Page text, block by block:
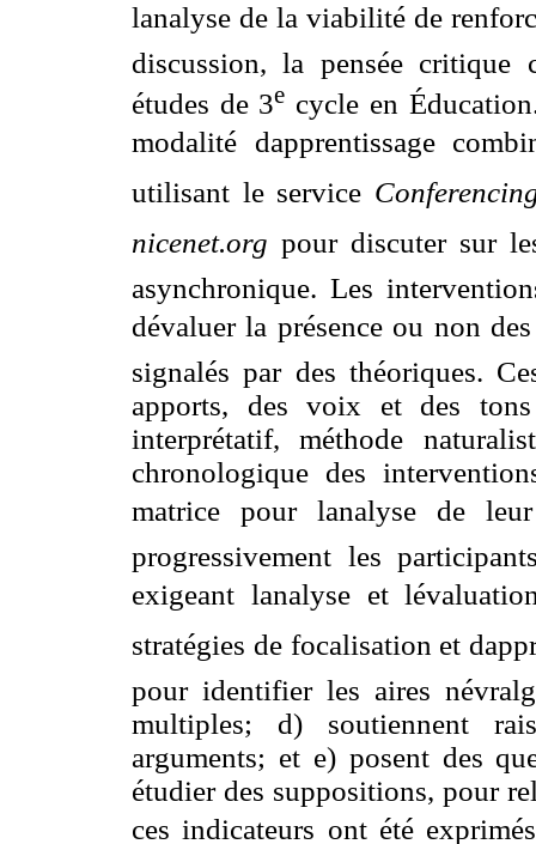
lanalyse de la viabilité de
discussion, la pensée critique
études de 3e cycle en
modalité dapprentissage
utilisant le service
nicenet.org pour discuter sur
asynchronique. Les
dévaluer la présence ou non
signalés par des théoriques.
apports, des voix et des
interprétatif, méthode
chronologique des
matrice pour lanalyse de
progressivement les
exigeant lanalyse et
stratégies de focalisation et
pour identifier les aires
multiples; d) soutiennent
arguments; et e) posent des
étudier des suppositions, pour
ces indicateurs ont été